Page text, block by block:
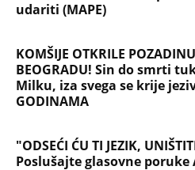
JEDNOM U MILION
100 metara od kućnog
čeka odgovore
Beogradu donosi kafiće
galerije i 19 zelenih zona -